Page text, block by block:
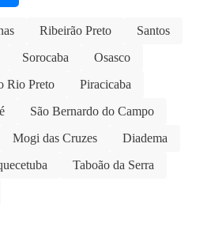
Ribeirão Preto
Santos
Sorocaba
Osasco
Rio Preto
Piracicaba
São Bernardo do Campo
Mogi das Cruzes
Diadema
Taboão da Serra